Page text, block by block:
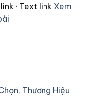
· Text link Xem
Thương Hiệu